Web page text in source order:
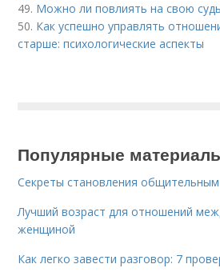
49. Можно ли повлиять на свою
50. Как успешно управлять
старше: психологические аспекты
Популярные
Секреты становления
Лучший возраст для отношений
женщиной
Как легко завести разговор: 7